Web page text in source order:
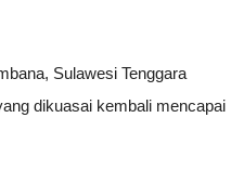
Sulawesi Tenggara
dikuasai kembali mencapai